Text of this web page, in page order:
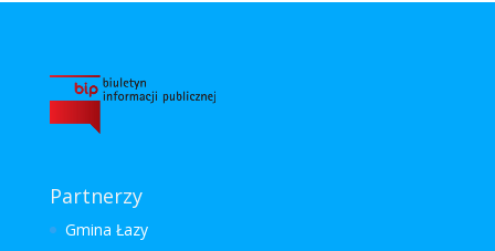
Partnerzy
Gmina Łazy